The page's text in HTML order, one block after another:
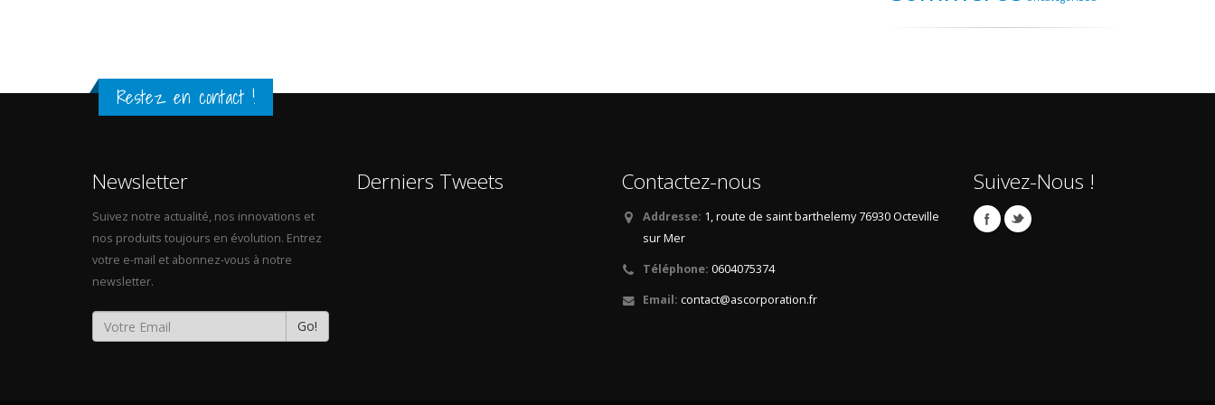
Restez en contact !
Newsletter
Suivez notre actualité, nos innovations et
nos produits toujours en évolution. Entrez
votre e-mail et abonnez-vous à notre
newsletter.
Go!
Derniers Tweets Contactez-nous
Addresse: 1, route de saint barthelemy 76930 Octeville
sur Mer
Téléphone: 0604075374
Email: contact@ascorporation.fr
Suivez-Nous !